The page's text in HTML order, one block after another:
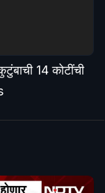
14 कोटींची